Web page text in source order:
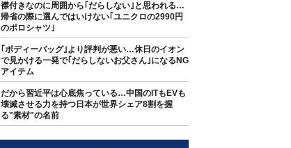
襟付きなのに周囲から｢だらしない｣と思われる…
帰省の際に選んではいけない｢ユニクロの2990円
のポロシャツ｣
｢ボディーバッグ｣より評判が悪い…休日のイオン
で見かける一発で｢だらしないお父さん｣になるNG
アイテム
だから習近平は心底焦っている…中国のITもEVも
壊滅させる力を持つ日本が世界シェア8割を握
る"素材"の名前